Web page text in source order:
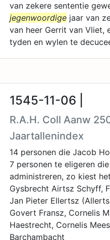
van zekere sententie
jegenwoordige jaar van
van heer Gerrit van Vliet,
tyden en wylen te
1545-11-06 |
R.A.H. Coll Aanw
Jaartallenindex
14 personen die Jacob
7 personen te eligeren
administreren, zo kiest
Gysbrecht Airtsz Schyff,
Jan Pieter Ellertsz
Govert Fransz, Cornelis
Haestrecht, Cornelis
Barchambacht